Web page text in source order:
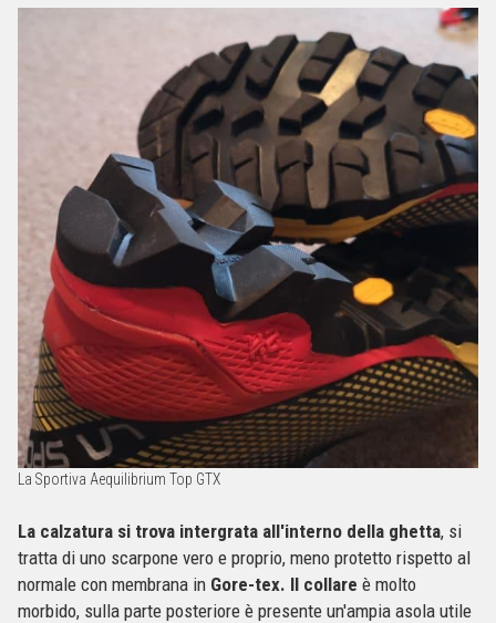
La Sportiva Aequilibrium Top GTX
La calzatura si trova intergrata all'interno della ghetta, si
tratta di uno scarpone vero e proprio, meno protetto rispetto al
normale con membrana in Gore-tex. Il collare è molto
morbido, sulla parte posteriore è presente un'ampia asola utile